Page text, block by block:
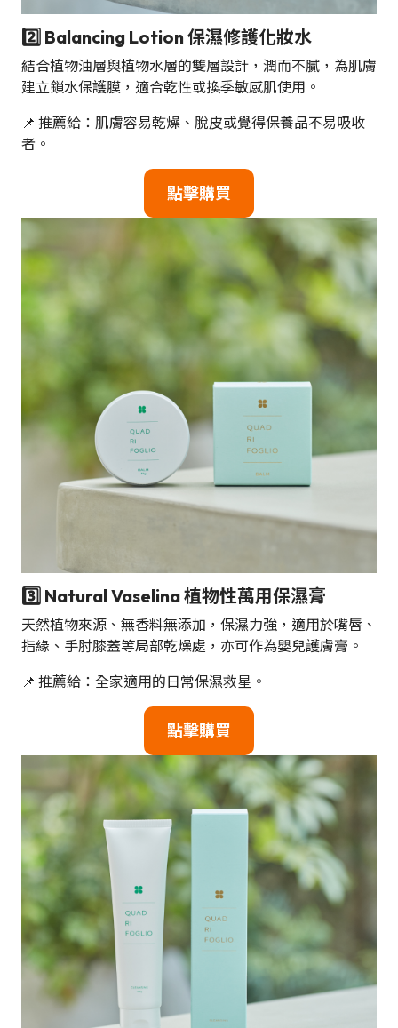
2️⃣ Balancing Lotion 保濕修護化妝水
結合植物油層與植物水層的雙層設計，潤而不膩，為肌膚
建立鎖水保護膜，適合乾性或換季敏感肌使用。
📌 推薦給：肌膚容易乾燥、脫皮或覺得保養品不易吸收
者。
點擊購買
3️⃣ Natural Vaselina 植物性萬用保濕膏
天然植物來源、無香料無添加，保濕力強，適用於嘴唇、
指緣、手肘膝蓋等局部乾燥處，亦可作為嬰兒護膚膏。
📌 推薦給：全家適用的日常保濕救星。
點擊購買